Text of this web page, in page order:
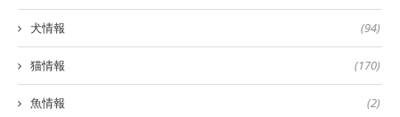
犬情報 (94)
猫情報 (170)
魚情報 (2)